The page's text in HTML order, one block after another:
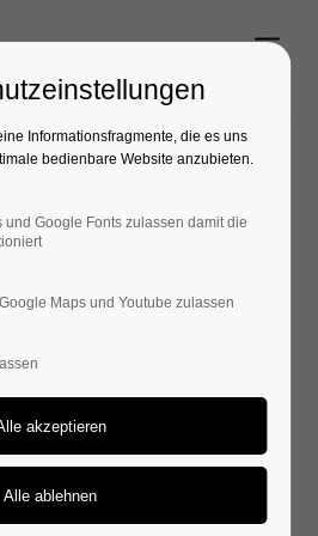
Menu
Informationsfragmente, die es uns
bedienbare Website anzubieten.
und Google Fonts zulassen damit die
Maps und Youtube zulassen